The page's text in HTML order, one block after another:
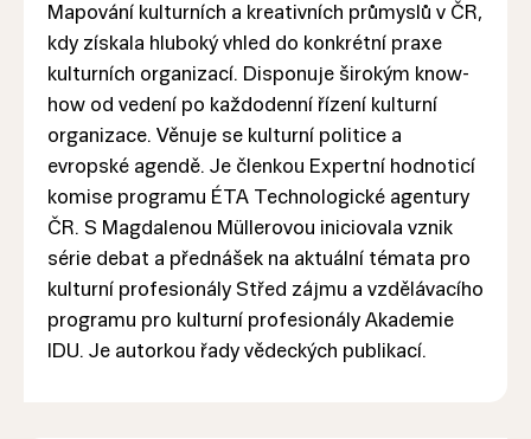
Mapování kulturních a kreativních průmyslů v ČR,
kdy získala hluboký vhled do konkrétní praxe
kulturních organizací. Disponuje širokým know-
how od vedení po každodenní řízení kulturní
organizace. Věnuje se kulturní politice a
evropské agendě. Je členkou Expertní hodnoticí
komise programu ÉTA Technologické agentury
ČR. S Magdalenou Müllerovou iniciovala vznik
série debat a přednášek na aktuální témata pro
kulturní profesionály Střed zájmu a vzdělávacího
programu pro kulturní profesionály Akademie
IDU. Je autorkou řady vědeckých publikací.